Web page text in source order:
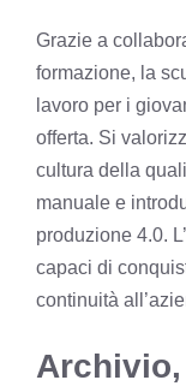
Grazie a
formazione, la
lavoro per i
offerta. Si
cultura della
manuale e
produzione 4.0.
capaci di
continuità